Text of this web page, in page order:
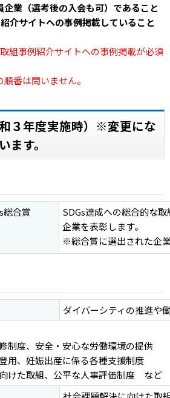
企業（選考後の入会も可）であること
介サイトへの事例掲載していること
組事例紹介サイトへの事例掲載が必須
番は問いません。
３年度実施時）※変更にな
ます。
合賞
SDGs達成への総合的な
企業を表彰します。
※総合賞に選出された企
ダイバーシティの推進や
制度、安全・安心な労働環境の提供
用、妊娠出産に係る各種支援制度
けた取組、公平な人事評価制度 など